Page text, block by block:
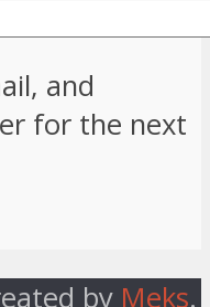
and
for the next
by Meks.